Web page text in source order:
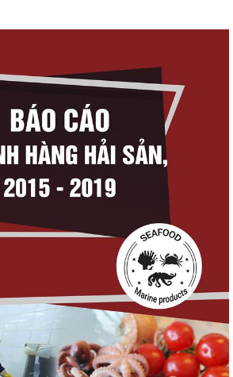
triển thủy sản trong...
Thuế Mục 301 và bài toán thích ứng của
tôm Việt tại thị...
Nguồn cung giảm, giá cá rô phi Trung
Điểm tin thủy sản thế giới ngày 3/8/2026